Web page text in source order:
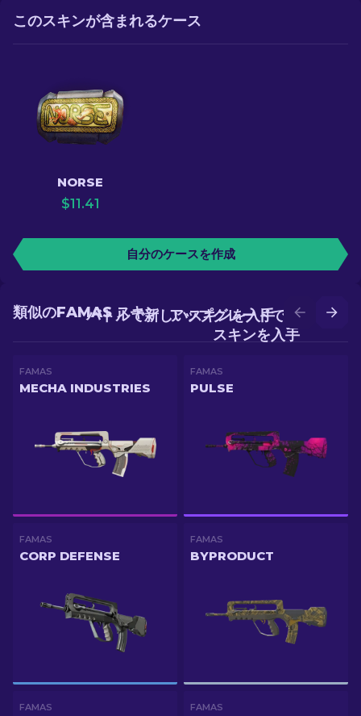
このスキンが含まれるケース
NORSE
$11.41
自分のケースを作成
アップグレードでより良い
スキンを入手
バトルで新しいスキンを入手
類似のFAMAS スキン
FAMAS
MECHA INDUSTRIES
FAMAS
PULSE
FAMAS
CORP DEFENSE
FAMAS
BYPRODUCT
FAMAS FAMAS